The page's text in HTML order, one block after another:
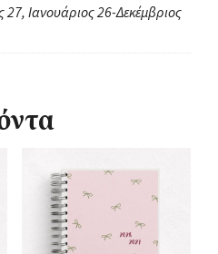
Ιανουάριος 26-Δεκέμβριος